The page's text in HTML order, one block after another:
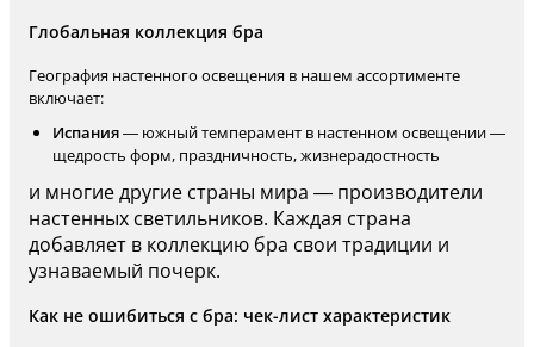
Глобальная коллекция бра
География настенного освещения в нашем ассортименте
включает:
Испания— южный темперамент в настенном освещении —
щедрость форм, праздничность, жизнерадостность
и многие другие страны мира — производители
настенных светильников. Каждая страна
добавляет в коллекцию бра свои традиции и
узнаваемый почерк.
Как не ошибиться с бра: чек-лист характеристик